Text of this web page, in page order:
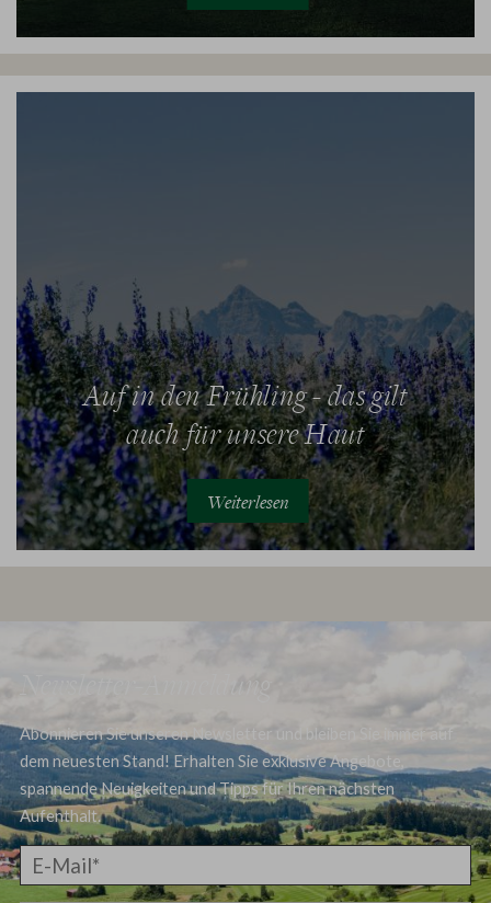
Auf in den Frühling - das gilt
auch für unsere Haut
Weiterlesen
Newsletter-Anmeldung
Abonnieren Sie unseren Newsletter und bleiben Sie immer auf
dem neuesten Stand! Erhalten Sie exklusive Angebote,
spannende Neuigkeiten und Tipps für Ihren nächsten
Aufenthalt.